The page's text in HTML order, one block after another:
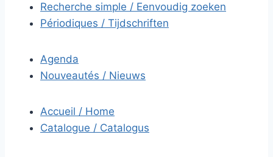
Recherche simple / Eenvoudig zoeken
Périodiques / Tijdschriften
Agenda
Nouveautés / Nieuws
Accueil / Home
Catalogue / Catalogus